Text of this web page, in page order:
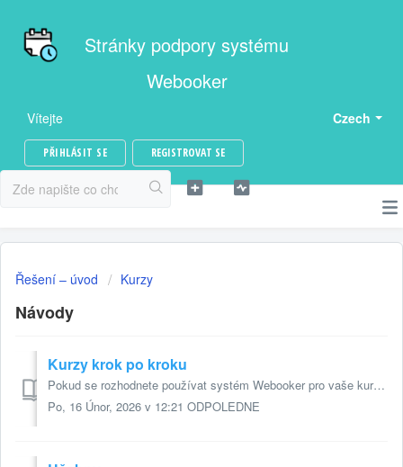
Stránky podpory systému
Webooker
Czech
Vítejte
PŘIHLÁSIT SE REGISTROVAT SE
Řešení – úvod Kurzy
Návody
Kurzy krok po kroku
Pokud se rozhodnete používat systém Webooker pro vaše kurzy, je třeba začít počátečním nastavením. (návody jsou rozepsané jednotlivě v dalších sekcích, sta...
Po, 16 Únor, 2026 v 12:21 ODPOLEDNE